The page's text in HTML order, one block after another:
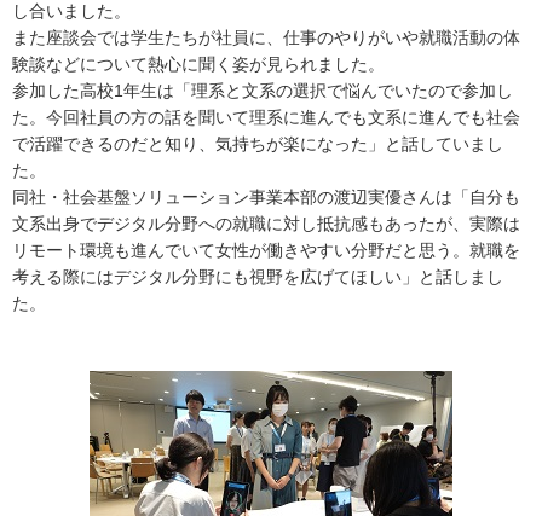
し合いました。
また座談会では学生たちが社員に、仕事のやりがいや就職活動の体
験談などについて熱心に聞く姿が見られました。
参加した高校1年生は「理系と文系の選択で悩んでいたので参加し
た。今回社員の方の話を聞いて理系に進んでも文系に進んでも社会
で活躍できるのだと知り、気持ちが楽になった」と話していまし
た。
同社・社会基盤ソリューション事業本部の渡辺実優さんは「自分も
文系出身でデジタル分野への就職に対し抵抗感もあったが、実際は
リモート環境も進んでいて女性が働きやすい分野だと思う。就職を
考える際にはデジタル分野にも視野を広げてほしい」と話しまし
た。